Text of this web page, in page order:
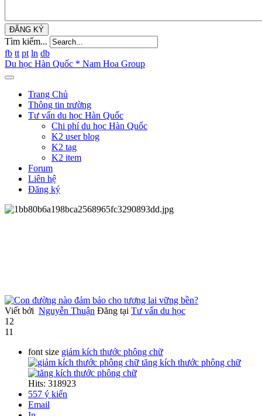
ĐĂNG KÝ
Tìm kiếm...
fb tt pt ln db
Du học Hàn Quốc * Nam Hoa Group
Trang Chủ
Thông tin trường
Tư vấn du học Hàn Quốc
Chi phí du học Hàn Quốc
K2 user blog
K2 tag
K2 item
Forum
Liên hệ
Đăng ký
Viết bởi Nguyễn Thuận Đăng tại Tư vấn du học
12
11
font size giảm kích thước phông chữ
tăng kích thước phông chữ
Hits: 318923
557 ý kiến
Email